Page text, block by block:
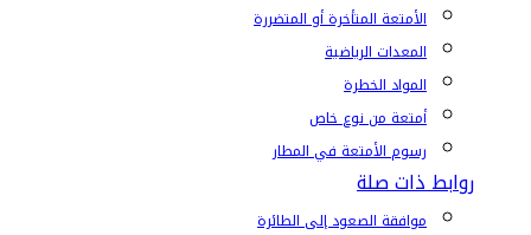
الأمتعة المتأخرة أو المتضررة
المعدات الرياضية
المواد الخطرة
أمتعة من نوع خاص
رسوم الأمتعة في المطار
روابط ذات صلة
موافقة الصعود إلى الطائرة